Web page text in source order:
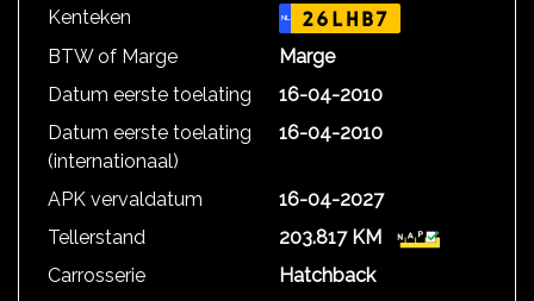
Kenteken NL 26LHB7
BTW of Marge
Marge
Datum eerste toelating
16-04-2010
Datum eerste toelating
(internationaal)
16-04-2010
APK vervaldatum
16-04-2027
Tellerstand
203.817 KM
Carrosserie
Hatchback